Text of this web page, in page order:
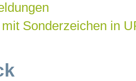
Sonderzeichen in